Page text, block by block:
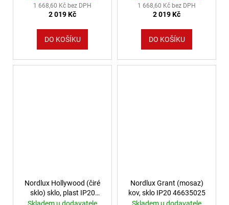
1 668,60 Kč bez DPH
2 019 Kč
DO KOŠÍKU
1 668,60 Kč bez DPH
2 019 Kč
DO KOŠÍKU
Nordlux Hollywood (čiré
sklo) sklo, plast IP20
46645000
Skladem u dodavatele
Nordlux Grant (mosaz)
kov, sklo IP20 46635025
Skladem u dodavatele